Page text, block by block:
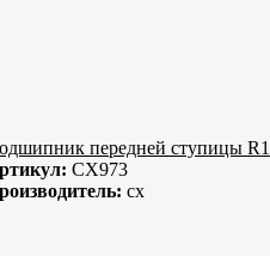
передней ступицы
CX973
cx